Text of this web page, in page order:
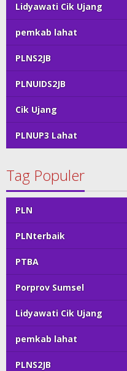
Lidyawati Cik Ujang
pemkab lahat
PLNS2JB
PLNUIDS2JB
Cik Ujang
PLNUP3 Lahat
Tag Populer
PLN
PLNterbaik
PTBA
Porprov Sumsel
Lidyawati Cik Ujang
pemkab lahat
PLNS2JB